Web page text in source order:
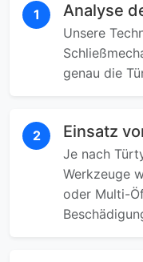
1 Analyse
Unsere
genau die
2 Einsatz
Je nach
Werkzeuge
oder Multi-